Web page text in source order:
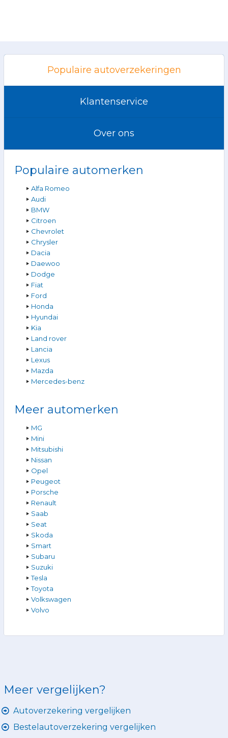
Populaire autoverzekeringen
Klantenservice
Over ons
Populaire automerken
Alfa Romeo
Audi
BMW
Citroen
Chevrolet
Chrysler
Dacia
Daewoo
Dodge
Fiat
Ford
Honda
Hyundai
Kia
Land rover
Lancia
Lexus
Mazda
Mercedes-benz
Meer automerken
MG
Mini
Mitsubishi
Nissan
Opel
Peugeot
Porsche
Renault
Saab
Seat
Skoda
Smart
Subaru
Suzuki
Tesla
Toyota
Volkswagen
Volvo
Meer vergelijken?
Autoverzekering vergelijken
Bestelautoverzekering vergelijken